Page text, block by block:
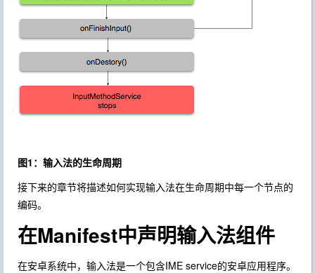
图1：输入法的生命周期
接下来的章节将描述如何实现输入法在生命周期中每一个节点的
编码。
在Manifest中声明输入法组件
在安卓系统中，输入法是一个包含IME service的安卓应用程序。